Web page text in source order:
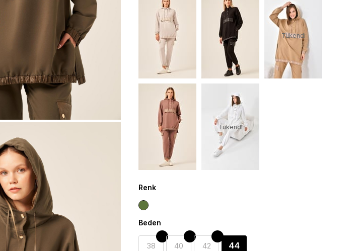
Tükendi
Tükendi
Renk
Beden
38 40 42 44